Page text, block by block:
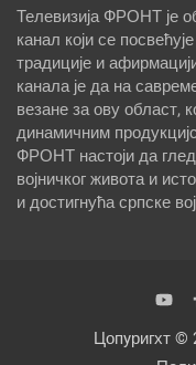
Телевизија ФРОНТ је
канал који се
традиције и
канала је да на
везане за ову област,
динамичним
ФРОНТ настоји да
војничког живота и
и достигнућа српске
Цопyригхт ©